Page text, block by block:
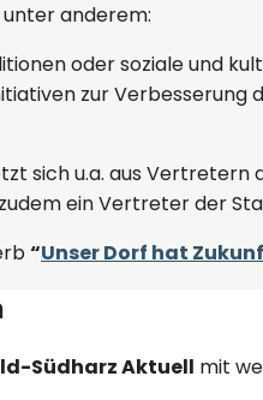
anderem:
oder soziale und
zur
sich u.a. aus
ein Vertreter der
“Unser Dorf hat
Südharz Aktuell mit